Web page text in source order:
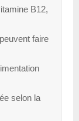
B12,
faire
selon la